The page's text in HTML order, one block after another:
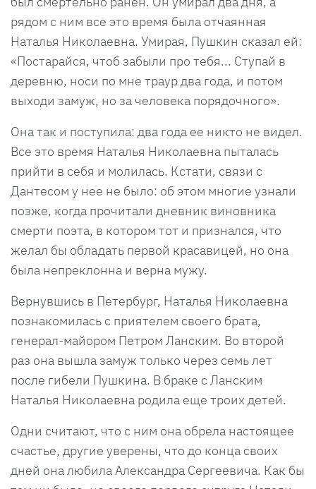
рядом с ним все это время была отчаянная
Наталья Николаевна. Умирая, Пушкин сказал ей:
«Постарайся, чтоб забыли про тебя... Ступай в
деревню, носи по мне траур два года, и потом
выходи замуж, но за человека порядочного».
Она так и поступила: два года ее никто не видел.
Все это время Наталья Николаевна пыталась
прийти в себя и молилась. Кстати, связи с
Дантесом у нее не было: об этом многие узнали
позже, когда прочитали дневник виновника
смерти поэта, в котором тот и признался, что
желал бы обладать первой красавицей, но она
была непреклонна и верна мужу.
Вернувшись в Петербург, Наталья Николаевна
познакомилась с приятелем своего брата,
генерал-майором Петром Ланским. Во второй
раз она вышла замуж только через семь лет
после гибели Пушкина. В браке с Ланским
Наталья Николаевна родила еще троих детей.
Одни считают, что с ним она обрела настоящее
счастье, другие уверены, что до конца своих
дней она любила Александра Сергеевича. Как бы